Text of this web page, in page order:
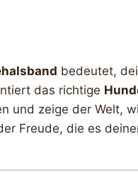
bedeutet,
das richtige
und zeige der Welt,
Freude, die es